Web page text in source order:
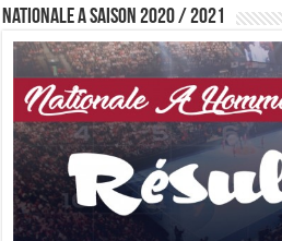
Nationale A saison 2020 / 2021